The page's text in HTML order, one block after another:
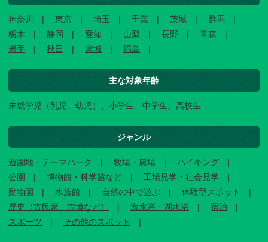
神奈川 東京 埼玉 千葉 茨城
群馬
栃木
静岡 愛知 山梨 長野
青森
岩手
秋田 宮城 福島
主な対象年齢
未就学児（乳児、幼児）、小学生、中学生、高校生
ジャンル
遊園地・テーマパーク 牧場・農場
ハイキング
公園
博物館・科学館など
工場見学・社会見学
動物園
水族館 自然の中で遊ぶ
体験型スポット
歴史（古民家、古墳など）
海水浴・湖水浴
宿泊
スポーツ
その他のスポット